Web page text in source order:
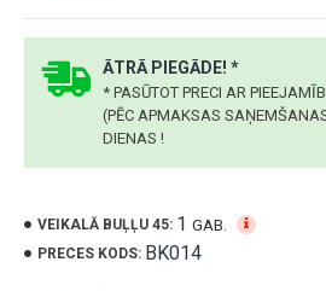
ĀTRĀ PIEGĀDE! *
* PASŪTOT PRECI AR
(PĒC APMAKSAS
DIENAS !
VEIKALĀ BUĻĻU 45: 1 GAB.
PRECES KODS: BK014